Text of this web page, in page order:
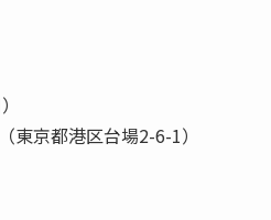
京都港区台場2-6-1）